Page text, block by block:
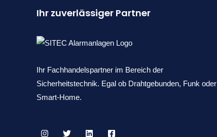
Ihr zuverlässiger Partner
Ihr Fachhandelspartner im Bereich der
Sicherheitstechnik. Egal ob Drahtgebunden, Funk oder
Smart-Home.